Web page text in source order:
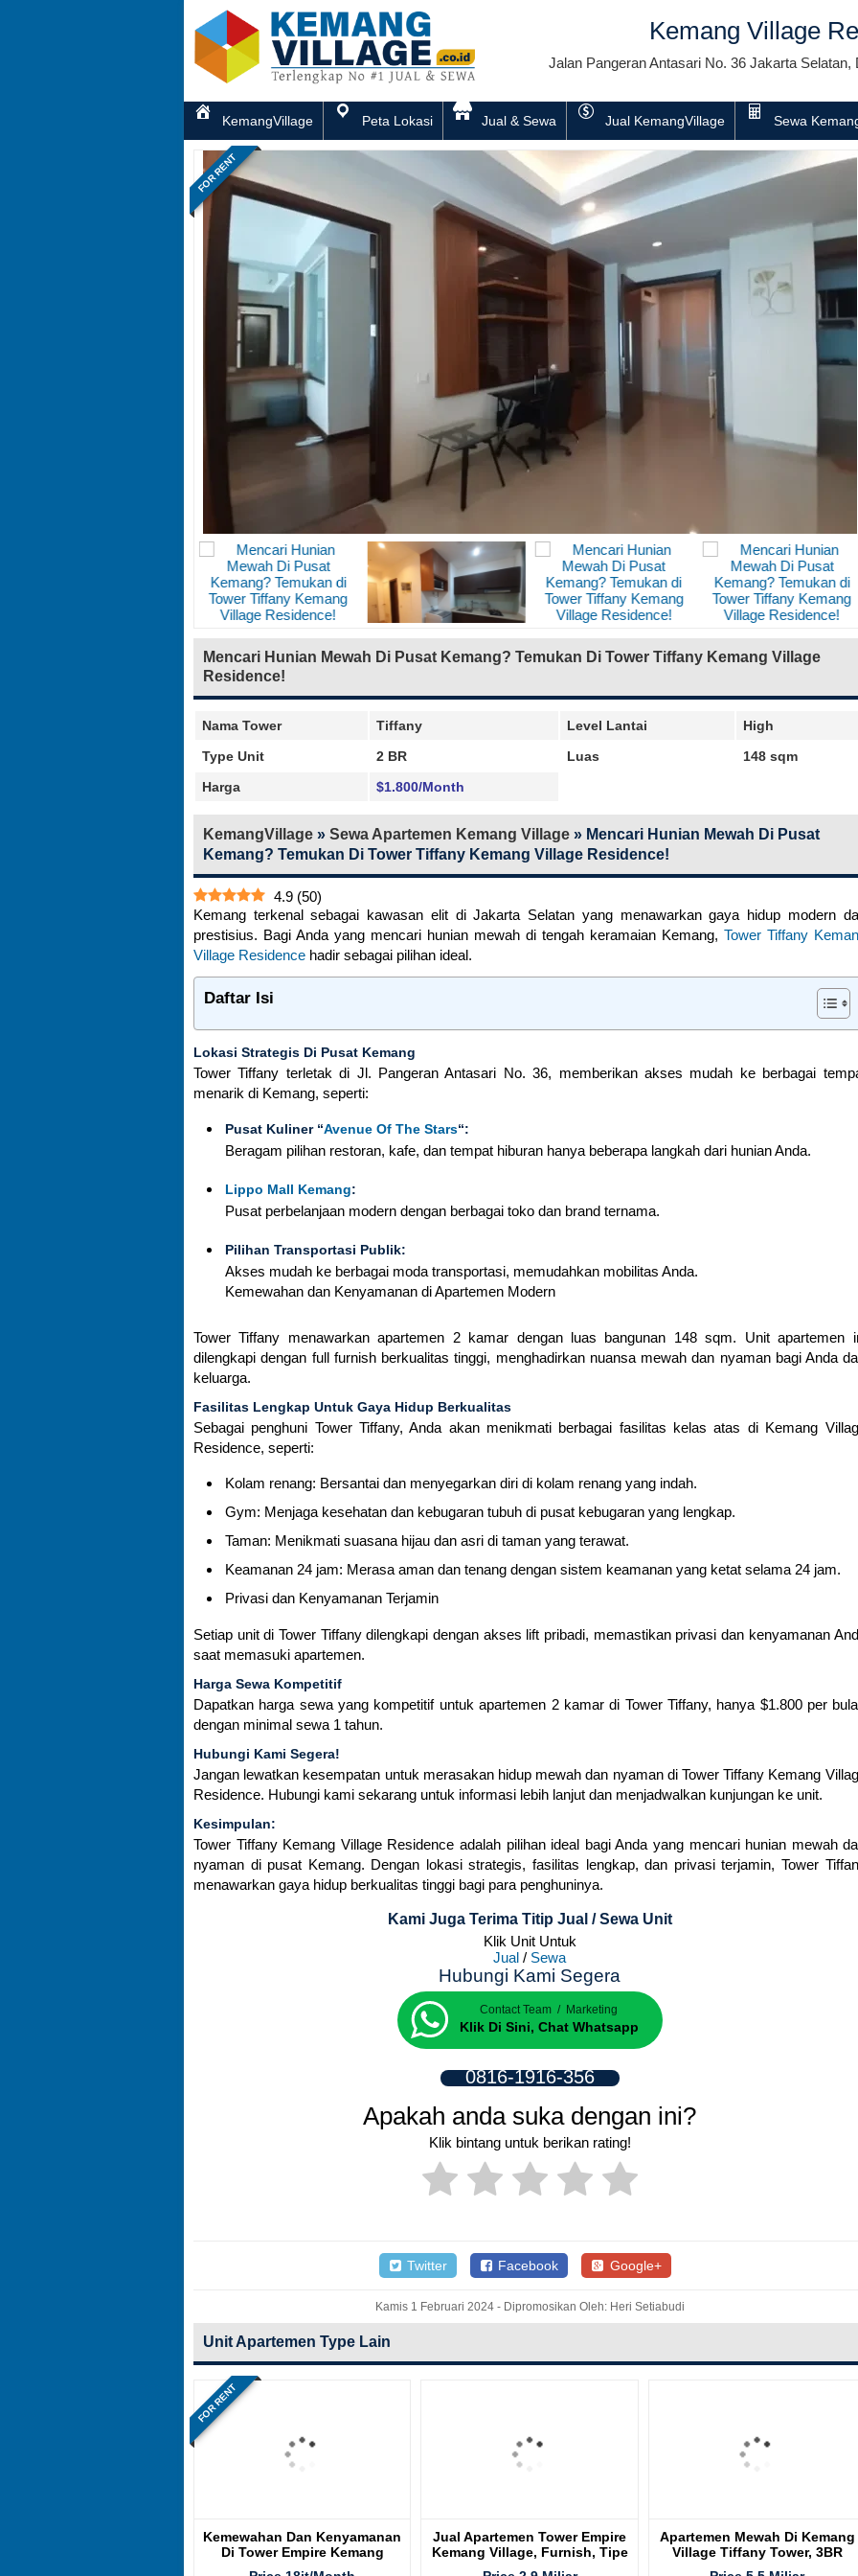
Kemang Village
Jalan Pangeran Antasari No. 36 Jakarta
KemangVillage Peta Lokasi Jual & Sewa Jual KemangVillage Sewa
FOR RENT
Mencari Hunian Mewah Di Pusat Kemang? Temukan Di Tower Tiffany Kemang Village
Residence!
Nama Tower Tiffany Level Lantai
High
Type Unit
2 BR Luas
148 sqm
Harga
$1.800/Month
KemangVillage » Sewa Apartemen Kemang Village » Mencari Hunian Mewah Di Pusat
Kemang? Temukan Di Tower Tiffany Kemang Village Residence!
4.9 (50)
Kemang terkenal sebagai kawasan elit di Jakarta Selatan yang menawarkan gaya hidup modern
prestisius. Bagi Anda yang mencari hunian mewah di tengah keramaian Kemang, Tower Tiffany
Village Residence hadir sebagai pilihan ideal.
Daftar Isi
Lokasi Strategis Di Pusat Kemang
Tower Tiffany terletak di Jl. Pangeran Antasari No. 36, memberikan akses mudah ke berbagai
menarik di Kemang, seperti:
Pusat Kuliner “Avenue Of The Stars“:
Beragam pilihan restoran, kafe, dan tempat hiburan hanya beberapa langkah dari hunian Anda.
Lippo Mall Kemang:
Pusat perbelanjaan modern dengan berbagai toko dan brand ternama.
Pilihan Transportasi Publik:
Akses mudah ke berbagai moda transportasi, memudahkan mobilitas Anda.
Kemewahan dan Kenyamanan di Apartemen Modern
Tower Tiffany menawarkan apartemen 2 kamar dengan luas bangunan 148 sqm. Unit apartemen
dilengkapi dengan full furnish berkualitas tinggi, menghadirkan nuansa mewah dan nyaman bagi Anda
keluarga.
Fasilitas Lengkap Untuk Gaya Hidup Berkualitas
Sebagai penghuni Tower Tiffany, Anda akan menikmati berbagai fasilitas kelas atas di Kemang
Residence, seperti:
Kolam renang: Bersantai dan menyegarkan diri di kolam renang yang indah.
Gym: Menjaga kesehatan dan kebugaran tubuh di pusat kebugaran yang lengkap.
Taman: Menikmati suasana hijau dan asri di taman yang terawat.
Keamanan 24 jam: Merasa aman dan tenang dengan sistem keamanan yang ketat selama 24 jam.
Privasi dan Kenyamanan Terjamin
Setiap unit di Tower Tiffany dilengkapi dengan akses lift pribadi, memastikan privasi dan kenyamanan
saat memasuki apartemen.
Harga Sewa Kompetitif
Dapatkan harga sewa yang kompetitif untuk apartemen 2 kamar di Tower Tiffany, hanya $1.800 per
dengan minimal sewa 1 tahun.
Hubungi Kami Segera!
Jangan lewatkan kesempatan untuk merasakan hidup mewah dan nyaman di Tower Tiffany Kemang
Residence. Hubungi kami sekarang untuk informasi lebih lanjut dan menjadwalkan kunjungan ke unit.
Kesimpulan:
Tower Tiffany Kemang Village Residence adalah pilihan ideal bagi Anda yang mencari hunian mewah
nyaman di pusat Kemang. Dengan lokasi strategis, fasilitas lengkap, dan privasi terjamin, Tower
menawarkan gaya hidup berkualitas tinggi bagi para penghuninya.
Kami Juga Terima Titip Jual / Sewa Unit
Klik Unit Untuk
Jual / Sewa
Hubungi Kami Segera
Contact Team / Marketing
Klik Di Sini, Chat Whatsapp
0816-1916-356
Apakah anda suka dengan ini?
Klik bintang untuk berikan rating!
Twitter Facebook Google+
Kamis 1 Februari 2024 - Dipromosikan Oleh: Heri Setiabudi
Unit Apartemen Type Lain
FOR RENT
Kemewahan Dan Kenyamanan
Di Tower Empire Kemang
Village Residence
Jual Apartemen Tower Empire
Kemang Village, Furnish, Tipe
2BR
Apartemen Mewah Di Kemang
Village Tiffany Tower, 3BR